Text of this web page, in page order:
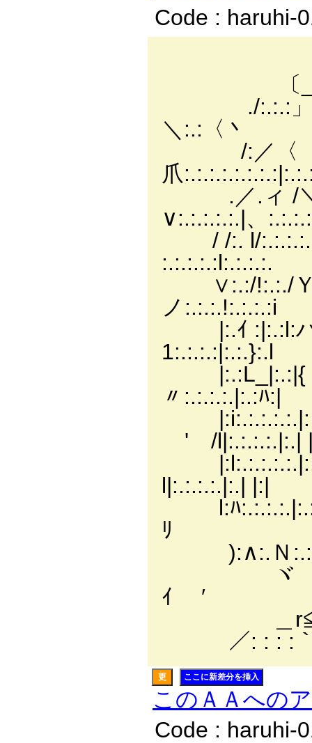
Code : haruhi-
〔_￣￣ｿ
./:.:.:」 〈/
＼:.:〈丶
/:／〈
爪
.／.ィ /＼
∨:.:.:.:.:.|、
/ /:. l/
:.:.:.:.:l:.:.:.:.
∨:.:/!:.:./Ｙ
ノ:.:.:.!:.:.:.:i
|:.ｲ :|:.:l:
1:.:.:.:|:.:.}:.l
〃:.:.:.:.|:.:ﾊ:|
ゞ' /l|:.:.:.:.|:.|
l|:.:.:.:.|:.| |:|
l:ﾊ:.:.:.:.|:.:
ﾘ
):∧:.Ｎ
ヾ ＼ﾄ :.
ｲ ′
＿r≦⌒`
／: : : :｀
更 ここに新差分を挿入
このＡＡへの
Code : haruhi-